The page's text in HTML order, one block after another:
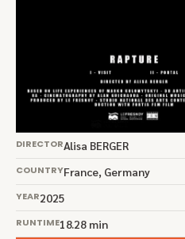
DIRECTORAlisa BERGER
COUNTRYFrance, Germany
YEAR2025
RUNTIME18.28 min